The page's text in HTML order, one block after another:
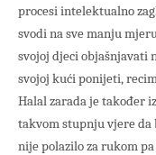
procesi intelektualno
svodi na sve manju
svojoj djeci objašnjavati
svojoj kući ponijeti,
Halal zarada je također
takvom stupnju vjere da
nije polazilo za rukom